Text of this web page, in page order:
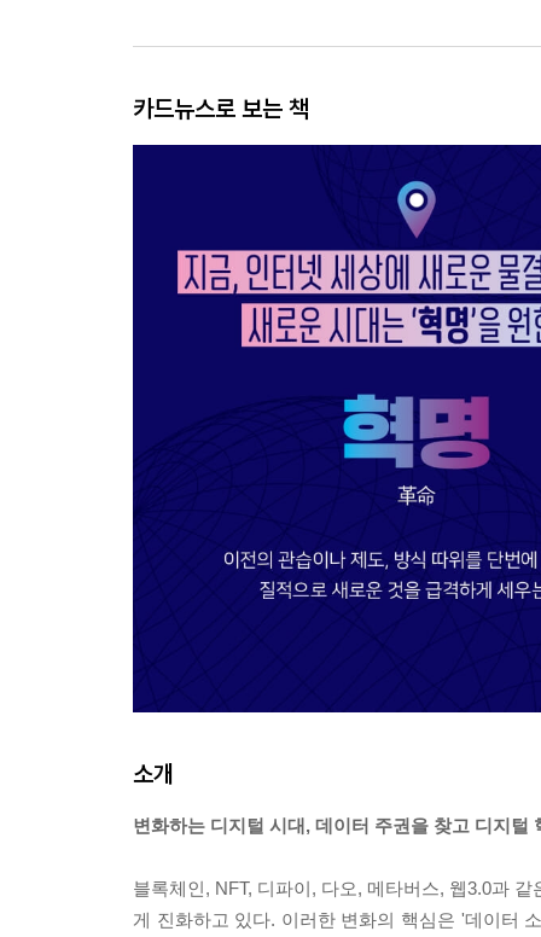
카드뉴스로 보는 책
소개
변화하는 디지털 시대, 데이터 주권을 찾고 디지털
블록체인, NFT, 디파이, 다오, 메타버스, 웹3.0과
게 진화하고 있다. 이러한 변화의 핵심은 '데이터